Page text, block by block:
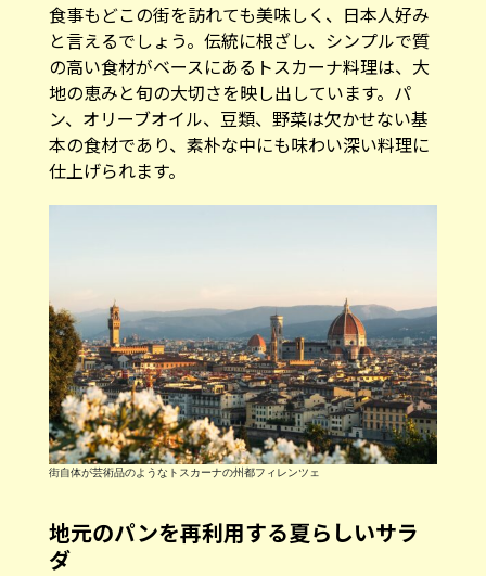
食事もどこの街を訪れても美味しく、日本人好み
と言えるでしょう。伝統に根ざし、シンプルで質
の高い食材がベースにあるトスカーナ料理は、大
地の恵みと旬の大切さを映し出しています。パ
ン、オリーブオイル、豆類、野菜は欠かせない基
本の食材であり、素朴な中にも味わい深い料理に
仕上げられます。
街自体が芸術品のようなトスカーナの州都フィレンツェ
地元のパンを再利用する夏らしいサラ
ダ